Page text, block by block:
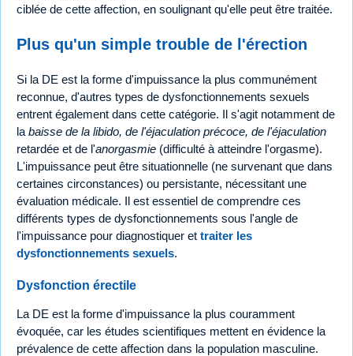
ciblée de cette affection, en soulignant qu'elle peut être traitée.
Plus qu'un simple trouble de l'érection
Si la DE est la forme d'impuissance la plus communément
reconnue, d'autres types de dysfonctionnements sexuels
entrent également dans cette catégorie. Il s'agit notamment de
la baisse de la libido, de l'éjaculation précoce, de l'éjaculation
retardée et de l'anorgasmie (difficulté à atteindre l'orgasme).
L'impuissance peut être situationnelle (ne survenant que dans
certaines circonstances) ou persistante, nécessitant une
évaluation médicale. Il est essentiel de comprendre ces
différents types de dysfonctionnements sous l'angle de
l'impuissance pour diagnostiquer et traiter les
dysfonctionnements sexuels.
Dysfonction érectile
La DE est la forme d'impuissance la plus couramment
évoquée, car les études scientifiques mettent en évidence la
prévalence de cette affection dans la population masculine.